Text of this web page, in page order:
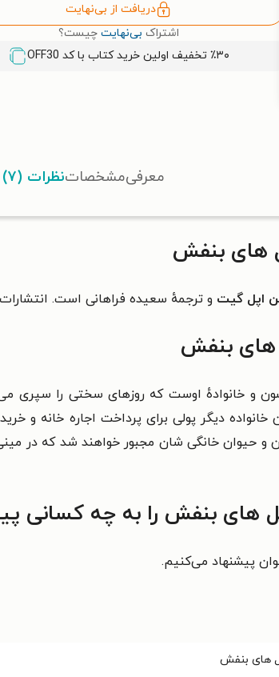
دریافت از بی‌نهایت
اشتراک بی‌نهایت چیست؟
٪۳۰ تخفیف اولین خرید کتاب با کد
OFF30
معرفیمشخصاتنظرات (۷)
های بنفش
اپل گیت و ترجمهٔ سعیده فراهانی است.
های بنفش
و خانوادهٔ اوست که روزهای سختی را سپری
دیگر پولی برای پرداخت اجاره خانه و
حیوان خانگی شان مجبور خواهند شد که در
های بنفش را به چه کسانی
پیشنهاد می‌کنیم.
های بنفش